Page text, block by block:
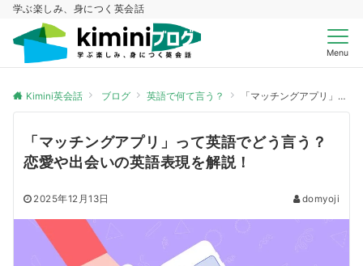
学ぶ楽しみ、身につく英会話
Menu
Kimini英会話 ブログ 英語で何て言う？ 「マッチングアプリ」って英語でどう言う？恋愛や出会いの英語表現を解説！
「マッチングアプリ」って英語でどう言う？
恋愛や出会いの英語表現を解説！
2025年12月13日 domyoji